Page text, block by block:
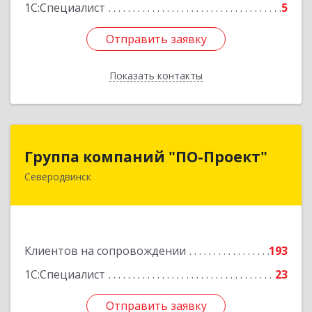
1С:Специалист 5
Отправить заявку
Показать контакты
Отправить заявку
Назад
Группа компаний "ПО-Проект"
Северодвинск
Клиентов на сопровождении
193
1С:Специалист
23
Отправить заявку
Группа компаний "ПО-Проект"
164500, Архангельская обл, Северодвинск г,
Отправить заявку